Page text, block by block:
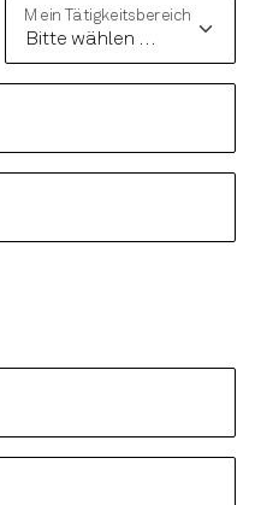
Mein Tätigkeitsbereich